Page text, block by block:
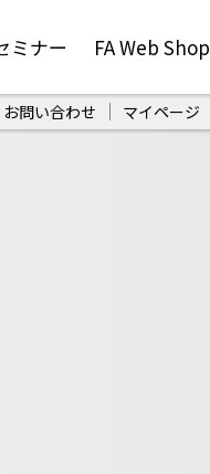
ミナー FA Web Shop
お問い合わせ マイページ